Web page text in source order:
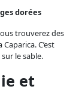
dorées
trouverez des
C’est
le sable.
et